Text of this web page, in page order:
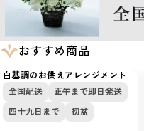
おすすめ商品
白基調のお供えアレンジメント
全国配送
正午まで即日発送
四十九日まで
初盆